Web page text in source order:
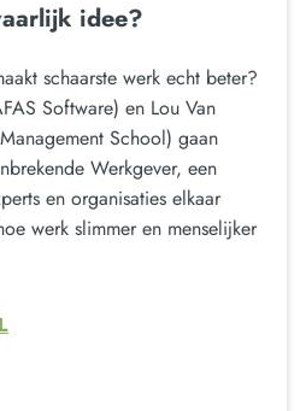
idee?
schaarste werk echt beter?
Software) en Lou Van
School) gaan
Werkgever, een
en organisaties elkaar
werk slimmer en menselijker